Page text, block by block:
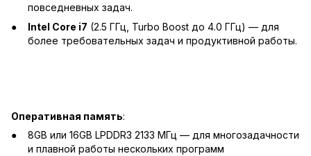
повседневных задач.
Intel Core i7 (2.5 ГГц, Turbo Boost до 4.0 ГГц) — для
более требовательных задач и продуктивной работы.
Оперативная память:
8GB или 16GB LPDDR3 2133 МГц — для многозадачности
и плавной работы нескольких программ